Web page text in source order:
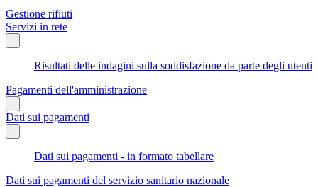
Gestione rifiuti
Servizi in rete
Risultati delle indagini sulla soddisfazione da parte degli utenti
Pagamenti dell'amministrazione
Dati sui pagamenti
Dati sui pagamenti - in formato tabellare
Dati sui pagamenti del servizio sanitario nazionale